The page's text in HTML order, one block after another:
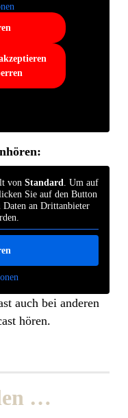
von Standard. Um auf
Sie auf den Button
Daten an Drittanbieter
auch bei anderen
hören.
…